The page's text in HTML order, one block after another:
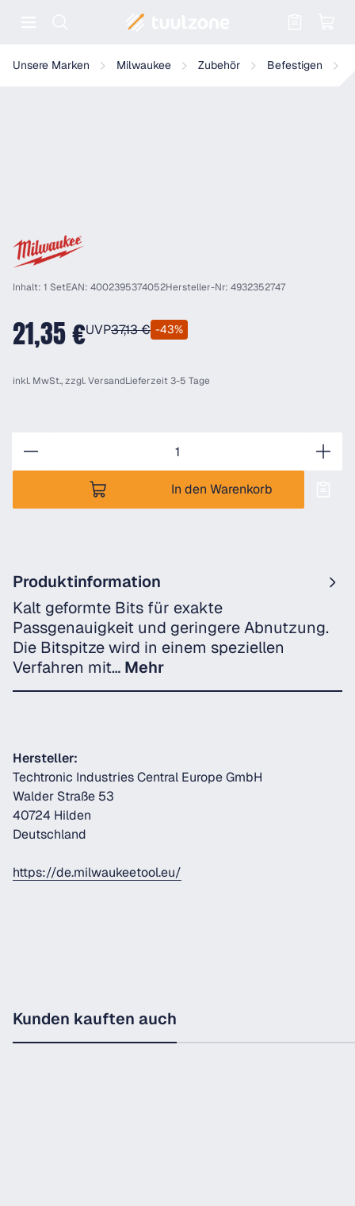
Unsere Marken Milwaukee Zubehör Befestigen
Milwaukee Schrauberbitkassette 27-tlg. PH/PZ/TX
Inhalt: 1 SetEAN: 4002395374052Hersteller-Nr: 4932352747
21,35 €UVP37,13 € -43%
inkl. MwSt., zzgl.VersandLieferzeit 3-5 Tage
In den Warenkorb
Produktinformation
Kalt geformte Bits für exakte
Passgenauigkeit und geringere Abnutzung.
Die Bitspitze wird in einem speziellen
Verfahren mit… Mehr
Hersteller:
Techtronic Industries Central Europe GmbH
Walder Straße 53
40724 Hilden
Deutschland
https://de.milwaukeetool.eu/
Kunden kauften auch